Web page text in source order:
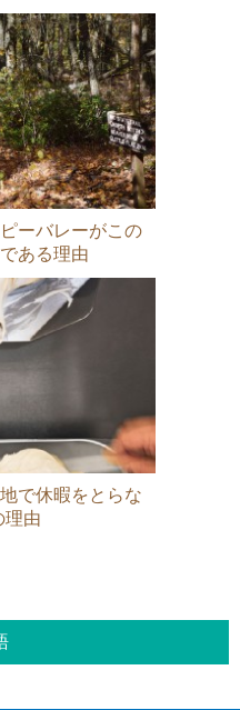
ーバレーがこの
ある理由
で休暇をとらな
理由